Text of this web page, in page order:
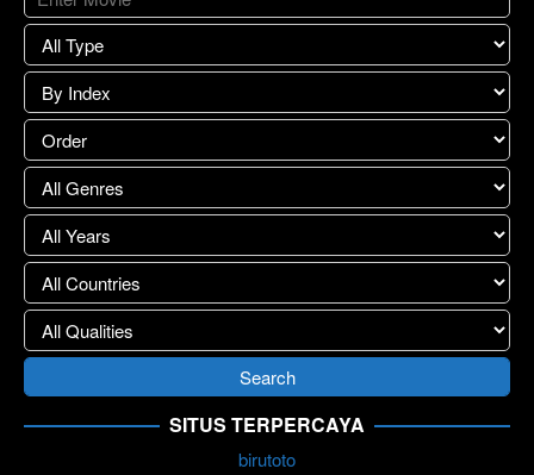
SITUS TERPERCAYA
birutoto